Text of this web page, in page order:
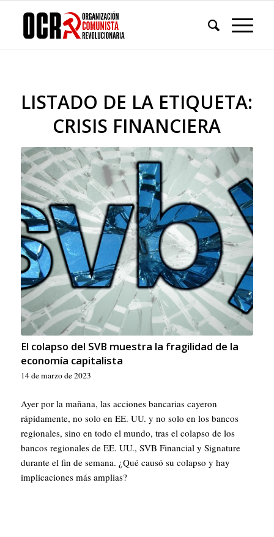
LISTADO DE LA ETIQUETA:
CRISIS FINANCIERA
El colapso del SVB muestra la fragilidad de la
economía capitalista
14 de marzo de 2023
Ayer por la mañana, las acciones bancarias cayeron
rápidamente, no solo en EE. UU. y no solo en los bancos
regionales, sino en todo el mundo, tras el colapso de los
bancos regionales de EE. UU., SVB Financial y Signature
durante el fin de semana. ¿Qué causó su colapso y hay
implicaciones más amplias?